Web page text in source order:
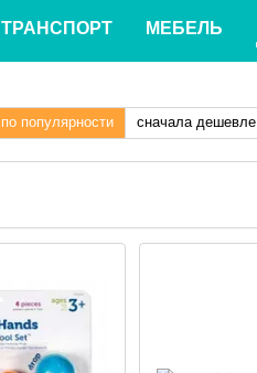
ТРАНСПОРТ МЕБЕЛЬ
по популярности сначала дешевле